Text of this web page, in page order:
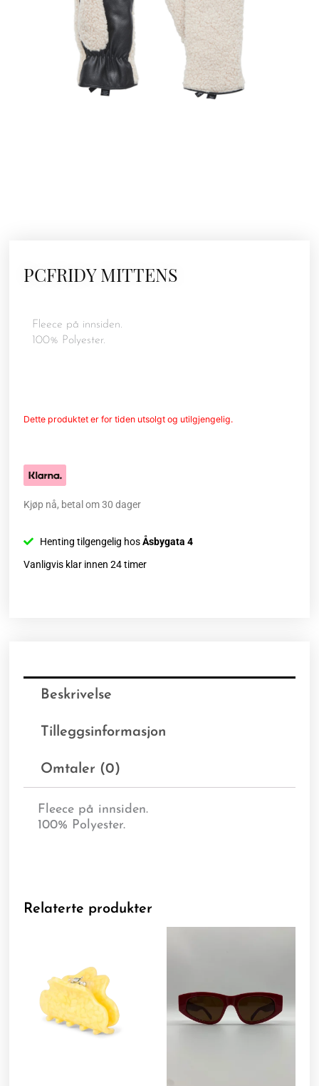
PCFRIDY MITTENS
Fleece på innsiden.
100% Polyester.
Dette produktet er for tiden utsolgt og utilgjengelig.
Kjøp nå, betal om 30 dager
Henting tilgengelig hosÅsbygata 4
Vanligvis klar innen 24 timer
Beskrivelse
Tilleggsinformasjon
Omtaler (0)
Fleece på innsiden.
100% Polyester.
Relaterte produkter